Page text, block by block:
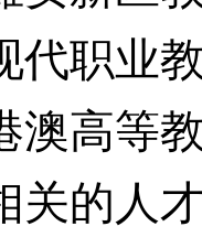
代职业
澳高等
关的人